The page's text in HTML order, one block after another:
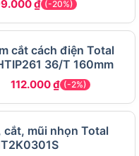
điều kiện khắc
mái.
₫ (-20%)
cắt cách điện Total
36/T 160mm
112.000₫ (-2%)
cắt, mũi nhọn Total